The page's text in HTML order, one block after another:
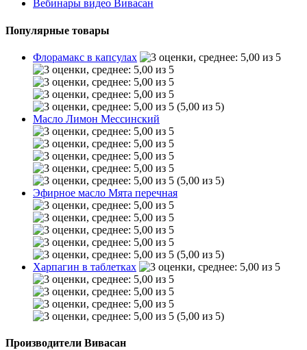
Вебинары видео Вивасан
Популярные товары
Флорамакс в капсулах
(5,00 из 5)
Масло Лимон Мессинский
(5,00 из 5)
Эфирное масло Мята перечная
(5,00 из 5)
Харпагин в таблетках
(5,00 из 5)
Производители Вивасан